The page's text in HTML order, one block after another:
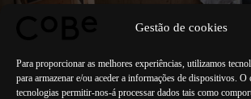
Gestão de cookies
Para proporcionar as melhores experiências, utilizamos
para armazenar e/ou aceder a informações de dispositivos. O
tecnologias permitir-nos-á processar dados tais como